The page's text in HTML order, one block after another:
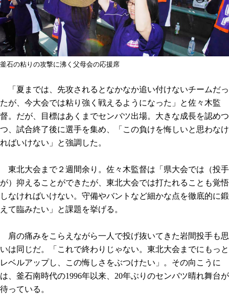
釜石の粘りの攻撃に沸く父母会の応援席
「夏までは、先攻されるとなかなか追い付けないチームだっ
たが、今大会では粘り強く戦えるようになった」と佐々木監
督。だが、目標はあくまでセンバツ出場。大きな成長を認めつ
つ、試合終了後に選手を集め、「この負けを悔しいと思わなけ
ればいけない」と強調した。
東北大会まで２週間余り。佐々木監督は「県大会では（投手
が）抑えることができたが、東北大会では打たれることも覚悟
しなければいけない。守備やバントなど細かな点を徹底的に鍛
えて臨みたい」と課題を挙げる。
肩の痛みをこらえながら一人で投げ抜いてきた岩間投手も思
いは同じだ。「これで終わりじゃない。東北大会までにもっと
レベルアップし、この悔しさをぶつけたい」。その向こうに
は、釜石南時代の1996年以来、20年ぶりのセンバツ晴れ舞台が
待っている。